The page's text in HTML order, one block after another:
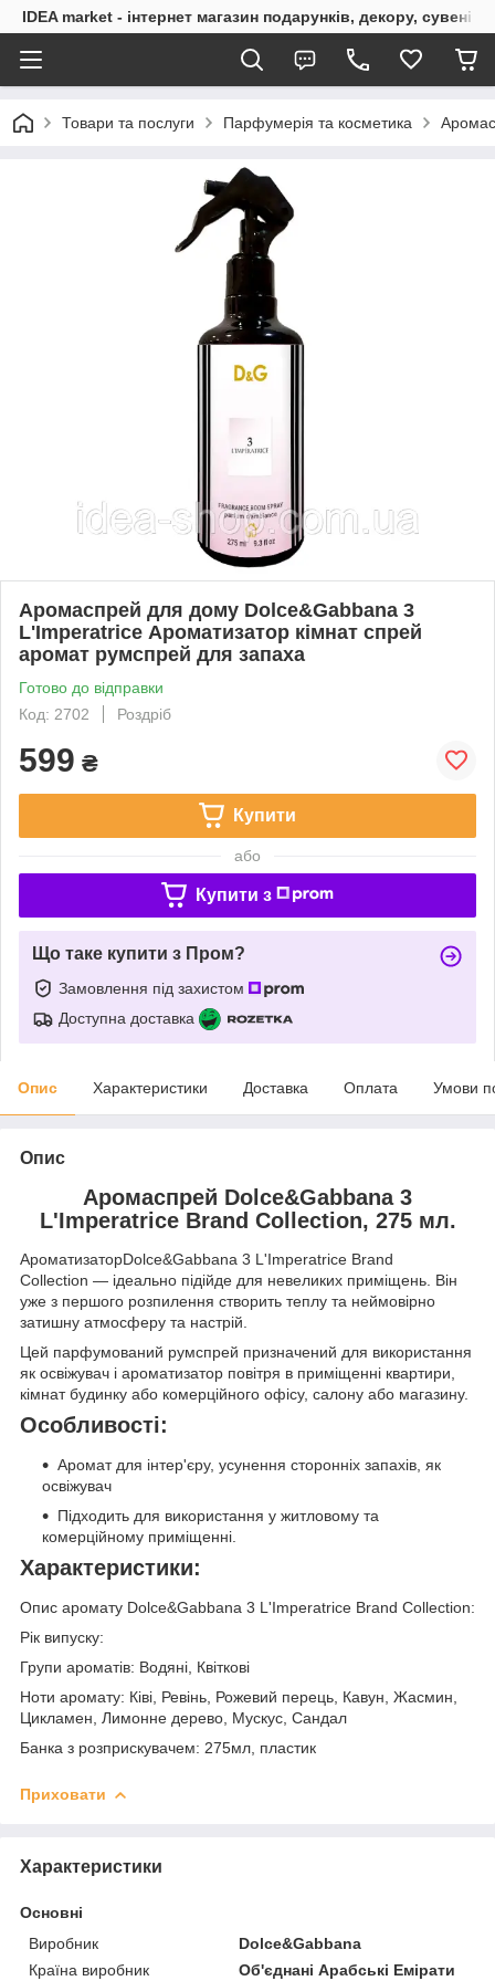
IDEA market - інтернет магазин подарунків, декору,
Товари та послуги Парфумерія та косметика
Аромаспрей для дому Dolce&Gabbana 3
L'Imperatrice Ароматизатор кімнат спрей
аромат румспрей для запаха
Готово до відправки
Код: 2702
Роздріб
599 ₴
Купити
або
Купити з
Що таке купити з Пром?
Замовлення під захистом
Доступна доставка
Опис Характеристики Доставка Оплата Умови
Опис
Аромаспрей Dolce&Gabbana 3
L'Imperatrice Brand Collection, 275 мл.
АроматизаторDolce&Gabbana 3 L'Imperatrice Brand
Collection — ідеально підійде для невеликих приміщень. Він
уже з першого розпилення створить теплу та неймовірно
затишну атмосферу та настрій.
Цей парфумований румспрей призначений для використання
як освіжувач і ароматизатор повітря в приміщенні квартири,
кімнат будинку або комерційного офісу, салону або магазину.
Особливості:
Аромат для інтер'єру, усунення сторонніх запахів, як
освіжувач
Підходить для використання у житловому та
комерційному приміщенні.
Характеристики:
Опис аромату Dolce&Gabbana 3 L'Imperatrice Brand Collection:
Рік випуску:
Групи ароматів: Водяні, Квіткові
Ноти аромату: Ківі, Ревінь, Рожевий перець, Кавун, Жасмин,
Цикламен, Лимонне дерево, Мускус, Сандал
Банка з розприскувачем: 275мл, пластик
Приховати
Характеристики
Основні
Виробник
Dolce&Gabbana
Країна виробник
Об'єднані Арабські Емірати